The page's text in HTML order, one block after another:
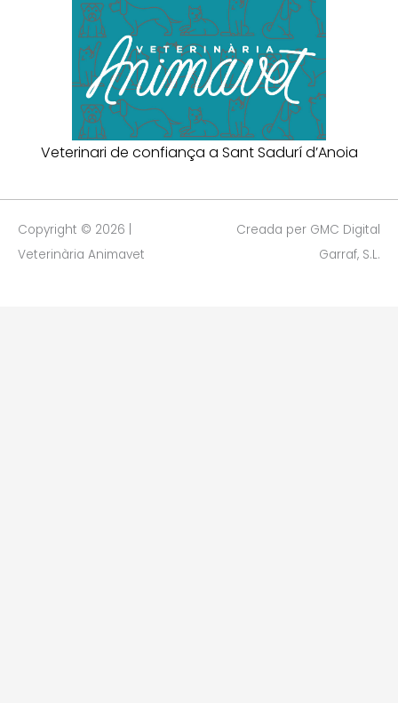
Veterinari de confiança a Sant Sadurí d’Anoia
Copyright © 2026 |
Veterinària Animavet
Creada per GMC Digital
Garraf, S.L.